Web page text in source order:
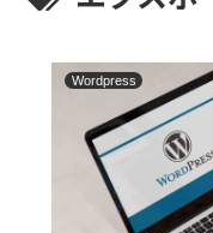
Wordpress